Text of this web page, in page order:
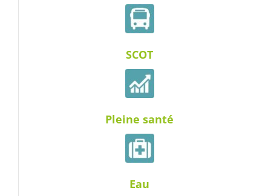
SCOT
Pleine santé
Eau